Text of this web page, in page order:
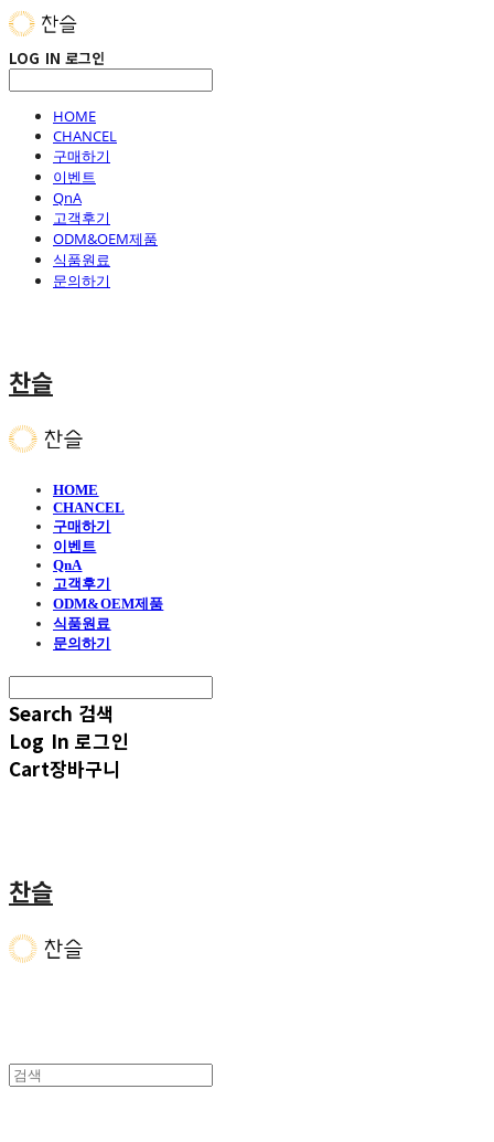
LOG IN 로그인
HOME
CHANCEL
구매하기
이벤트
QnA
고객후기
ODM&OEM제품
식품원료
문의하기
찬슬
HOME
CHANCEL
구매하기
이벤트
QnA
고객후기
ODM&OEM제품
식품원료
문의하기
Search 검색
Log In 로그인
Cart장바구니
찬슬